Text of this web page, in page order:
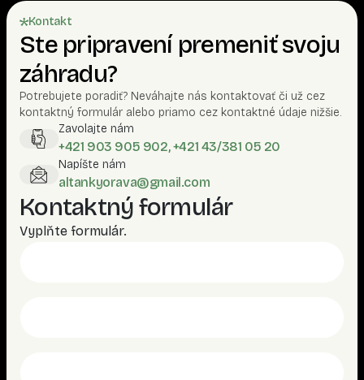
Kontakt
Ste pripravení premeniť svoju
záhradu?
Potrebujete poradiť? Neváhajte nás kontaktovať či už cez
kontaktný formulár alebo priamo cez kontaktné údaje nižšie.
Zavolajte nám
+421 903 905 902, +421 43/381 05 20
Napíšte nám
altankyorava@gmail.com
Kontaktný formulár
Vyplňte formulár.